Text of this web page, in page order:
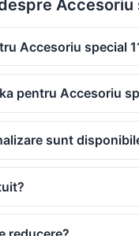
Accesoriu
Accesoriu special
pentru Accesoriu
sunt